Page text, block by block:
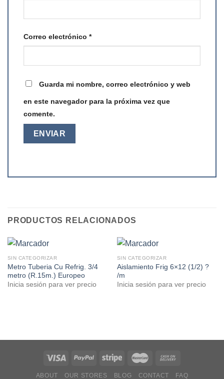
Correo electrónico *
Guarda mi nombre, correo electrónico y web
en este navegador para la próxima vez que
comente.
PRODUCTOS RELACIONADOS
SIN CATEGORIZAR
Metro Tuberia Cu Refrig. 3/4
metro (R.15m.) Europeo
Inicia sesión para ver precio
SIN CATEGORIZAR
Aislamiento Frig 6×12 (1/2) ?
/m
Inicia sesión para ver precio
ABOUT OUR STORES BLOG CONTACT FAQ